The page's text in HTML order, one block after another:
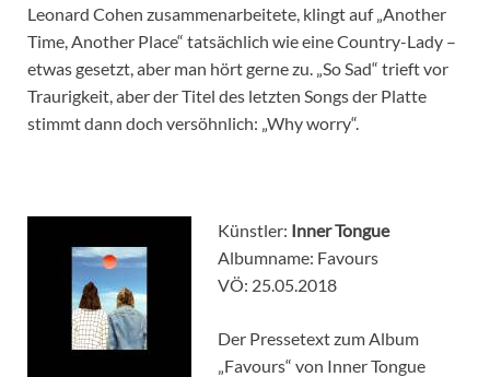
Leonard Cohen zusammenarbeitete, klingt auf „Another
Time, Another Place“ tatsächlich wie eine Country-Lady –
etwas gesetzt, aber man hört gerne zu. „So Sad“ trieft vor
Traurigkeit, aber der Titel des letzten Songs der Platte
stimmt dann doch versöhnlich: „Why worry“.
Künstler: Inner Tongue
Albumname: Favours
VÖ: 25.05.2018
Der Pressetext zum Album
„Favours“ von Inner Tongue